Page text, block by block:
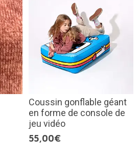
Coussin gonflable géant
en forme de console de
jeu vidéo
55,00€